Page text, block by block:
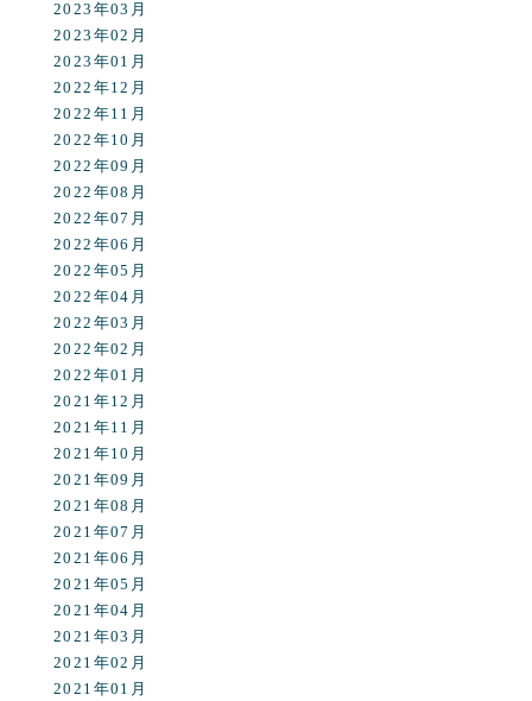
2023年03月
2023年02月
2023年01月
2022年12月
2022年11月
2022年10月
2022年09月
2022年08月
2022年07月
2022年06月
2022年05月
2022年04月
2022年03月
2022年02月
2022年01月
2021年12月
2021年11月
2021年10月
2021年09月
2021年08月
2021年07月
2021年06月
2021年05月
2021年04月
2021年03月
2021年02月
2021年01月